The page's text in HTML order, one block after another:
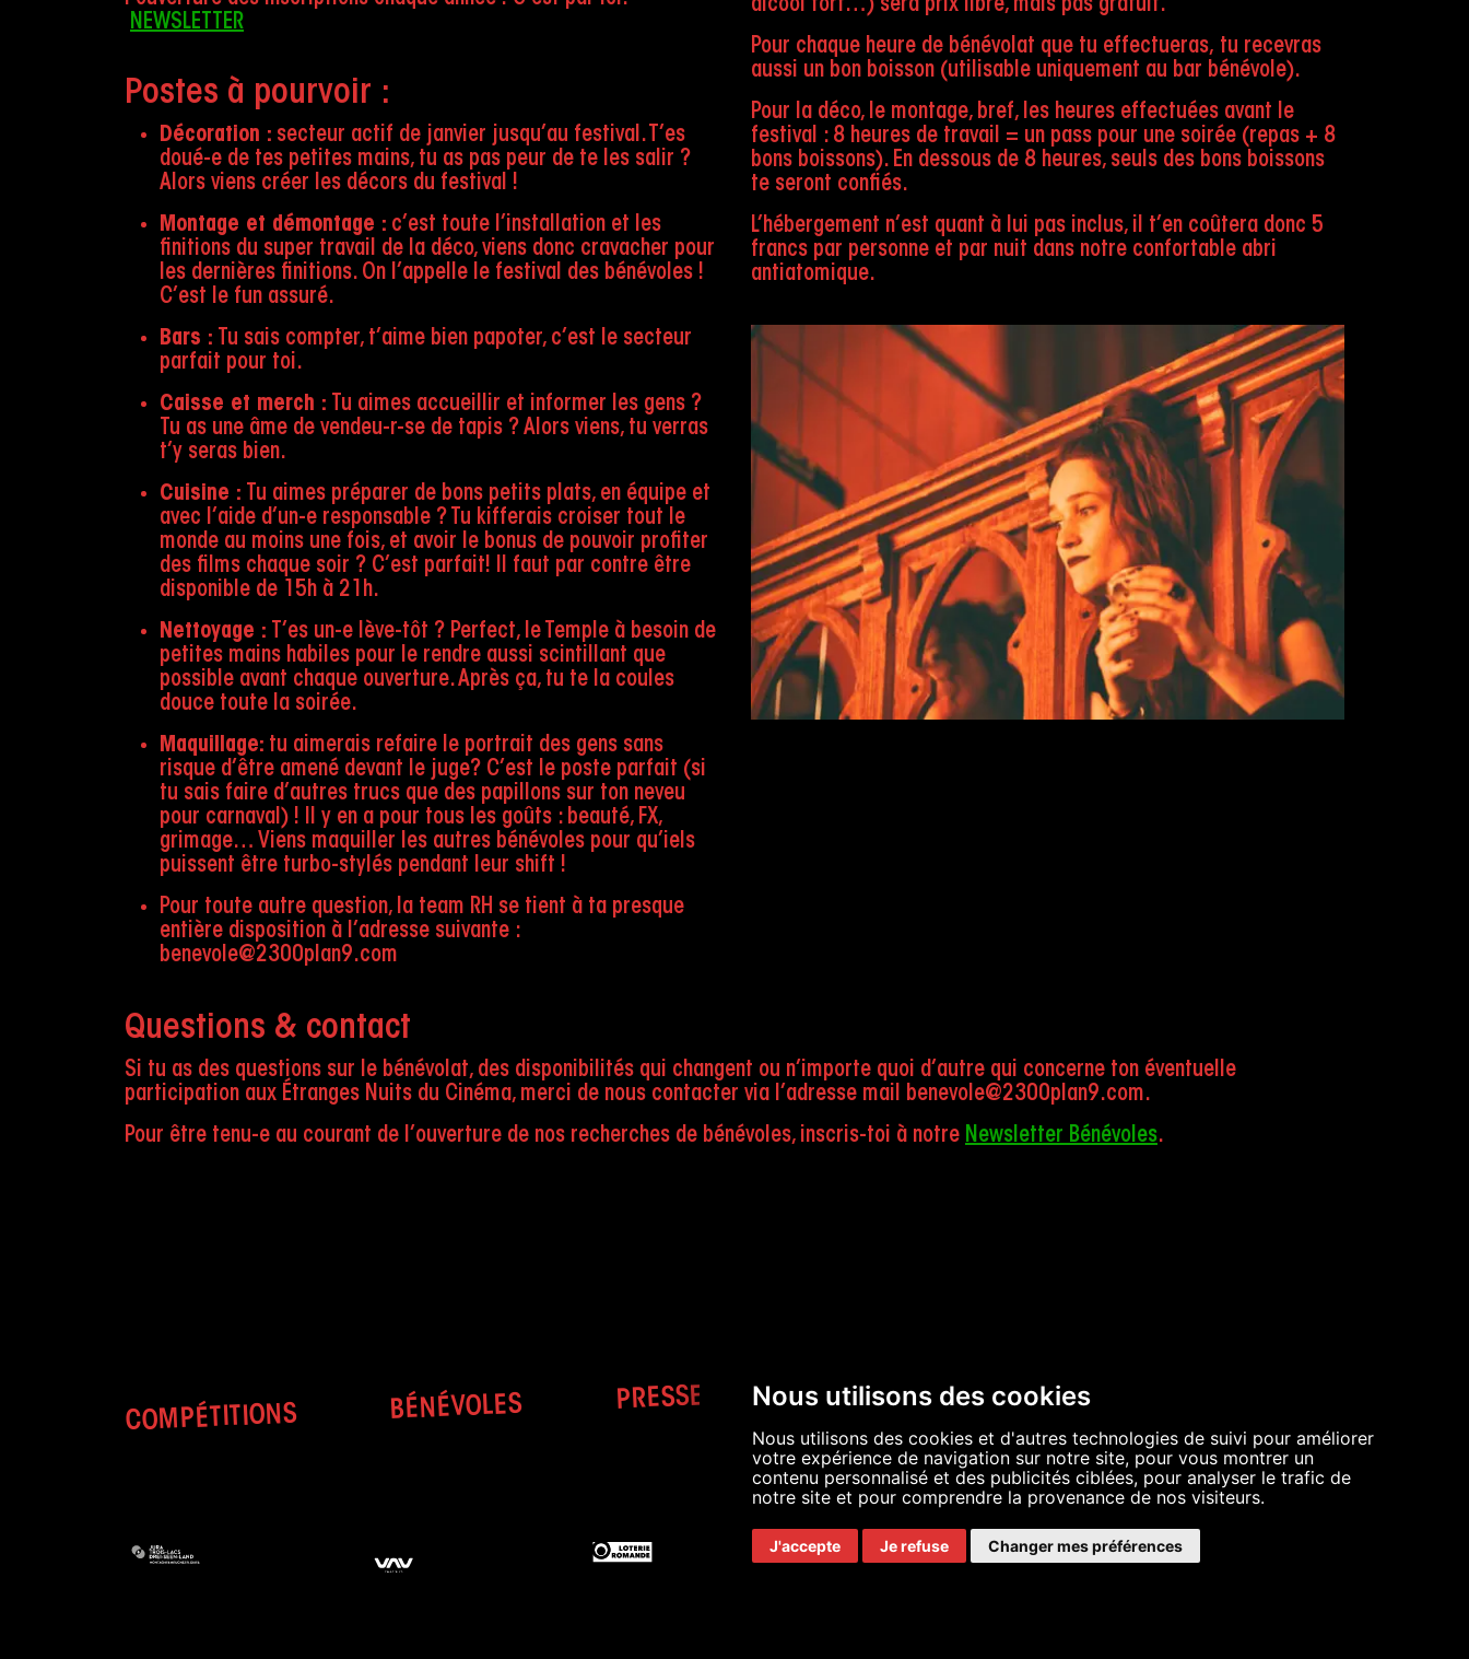
Nous utilisons des cookies
Nous utilisons des cookies et d'autres technologies de suivi pour améliorer
votre expérience de navigation sur notre site, pour vous montrer un
contenu personnalisé et des publicités ciblées, pour analyser le trafic de
notre site et pour comprendre la provenance de nos visiteurs.
J'accepte Je refuse Changer mes préférences
NEWSLETTER
Postes à pourvoir :
Décoration : secteur actif de janvier jusqu’au festival. T’es
doué-e de tes petites mains, tu as pas peur de te les salir ?
Alors viens créer les décors du festival !
Montage et démontage : c’est toute l’installation et les
finitions du super travail de la déco, viens donc cravacher pour
les dernières finitions. On l’appelle le festival des bénévoles !
C’est le fun assuré.
Bars :
Tu sais compter, t’aime bien papoter, c’est le secteur
parfait pour toi.
Caisse et merch :
Tu aimes accueillir et informer les gens ?
Tu as une âme de vendeu-r-se de tapis ? Alors viens, tu verras
t’y seras bien.
Cuisine :
Tu aimes préparer de bons petits plats, en équipe et
avec l’aide d’un-e responsable ? Tu kifferais croiser tout le
monde au moins une fois, et avoir le bonus de pouvoir profiter
des films chaque soir ? C’est parfait! Il faut par contre être
disponible de 15h à 21h.
Nettoyage :
T’es un-e lève-tôt ? Perfect, le Temple à besoin de
petites mains habiles pour le rendre aussi scintillant que
possible avant chaque ouverture. Après ça, tu te la coules
douce toute la soirée.
Maquillage: tu aimerais refaire le portrait des gens sans
risque d’être amené devant le juge? C’est le poste parfait (si
tu sais faire d’autres trucs que des papillons sur ton neveu
pour carnaval) ! Il y en a pour tous les goûts : beauté, FX,
grimage… Viens maquiller les autres bénévoles pour qu’iels
puissent être turbo-stylés pendant leur shift !
Pour toute autre question, la team RH se tient à ta presque
entière disposition à l’adresse suivante :
benevole@2300plan9.com
alcool fort…) sera prix libre, mais pas gratuit.
Pour chaque heure de bénévolat que tu effectueras, tu recevras
aussi un bon boisson (utilisable uniquement au bar bénévole).
Pour la déco, le montage, bref, les heures effectuées avant le
festival : 8 heures de travail = un pass pour une soirée (repas + 8
bons boissons). En dessous de 8 heures, seuls des bons boissons
te seront confiés.
L’hébergement n’est quant à lui pas inclus, il t’en coûtera donc 5
francs par personne et par nuit dans notre confortable abri
antiatomique.
Questions & contact
Si tu as des questions sur le bénévolat, des disponibilités qui changent ou n’importe quoi d’autre qui concerne ton éventuelle
participation aux Étranges Nuits du Cinéma, merci de nous contacter via l’adresse mail benevole@2300plan9.com.
Pour être tenu-e au courant de l’ouverture de nos recherches de bénévoles, inscris-toi à notre Newsletter Bénévoles.
COMPÉTITIONS BÉNÉVOLES PRESSE ET INDUSTRIE NOUS SOUTENIR
S'INSCRIRE À LA NEWSLETTER